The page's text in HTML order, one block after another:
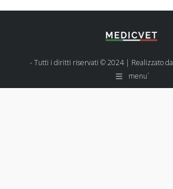
- Tutti i diritti riservati © 2024 | Realizzato da
menu´